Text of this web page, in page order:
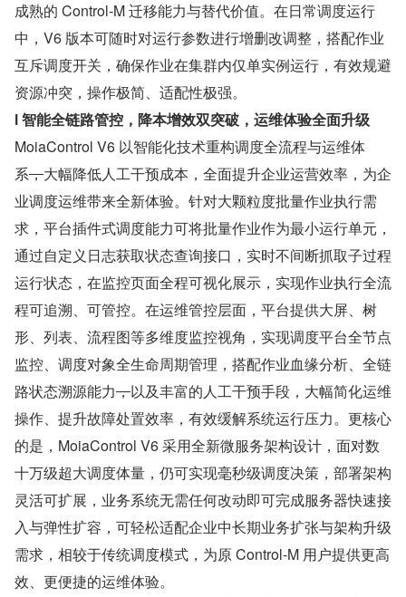
成熟的 Control-M 迁移能力与替代价值。在日常调度运行
中，V6 版本可随时对运行参数进行增删改调整，搭配作业
互斥调度开关，确保作业在集群内仅单实例运行，有效规避
资源冲突，操作极简、适配性极强。
l 智能全链路管控，降本增效双突破，运维体验全面升级
MoiaControl V6 以智能化技术重构调度全流程与运维体
系，大幅降低人工干预成本，全面提升企业运营效率，为企
业调度运维带来全新体验。针对大颗粒度批量作业执行需
求，平台插件式调度能力可将批量作业作为最小运行单元，
通过自定义日志获取状态查询接口，实时不间断抓取子过程
运行状态，在监控页面全程可视化展示，实现作业执行全流
程可追溯、可管控。在运维管控层面，平台提供大屏、树
形、列表、流程图等多维度监控视角，实现调度平台全节点
监控、调度对象全生命周期管理，搭配作业血缘分析、全链
路状态溯源能力，以及丰富的人工干预手段，大幅简化运维
操作、提升故障处置效率，有效缓解系统运行压力。更核心
的是，MoiaControl V6 采用全新微服务架构设计，面对数
十万级超大调度体量，仍可实现毫秒级调度决策，部署架构
灵活可扩展，业务系统无需任何改动即可完成服务器快速接
入与弹性扩容，可轻松适配企业中长期业务扩张与架构升级
需求，相较于传统调度模式，为原 Control-M 用户提供更高
效、更便捷的运维体验。